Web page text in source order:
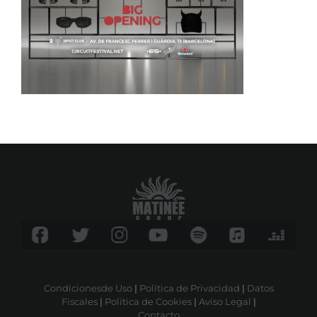
Condicionesde Uso| Política de Privacidad | Datos
Fiscales| Política de Cookies| Aviso Legal |